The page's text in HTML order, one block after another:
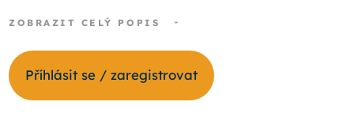
ZOBRAZIT CELÝ POPIS
Příhlásit se / zaregistrovat